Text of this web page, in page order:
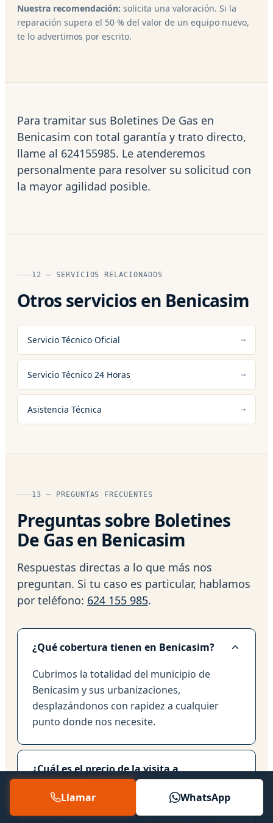
Nuestra recomendación: solicita una valoración. Si la
reparación supera el 50 % del valor de un equipo nuevo,
te lo advertimos por escrito.
Para tramitar sus Boletines De Gas en
Benicasim con total garantía y trato directo,
llame al 624155985. Le atenderemos
personalmente para resolver su solicitud con
la mayor agilidad posible.
12 — SERVICIOS RELACIONADOS
Otros servicios en Benicasim
Servicio Técnico Oficial
Servicio Técnico 24 Horas
Asistencia Técnica
13 — PREGUNTAS FRECUENTES
Preguntas sobre Boletines
De Gas en Benicasim
Respuestas directas a lo que más nos
preguntan. Si tu caso es particular, hablamos
por teléfono: 624 155 985.
¿Qué cobertura tienen en Benicasim?
Cubrimos la totalidad del municipio de
Benicasim y sus urbanizaciones,
desplazándonos con rapidez a cualquier
punto donde nos necesite.
¿Cuál es el precio de la visita a
domicilio?
Llamar WhatsApp